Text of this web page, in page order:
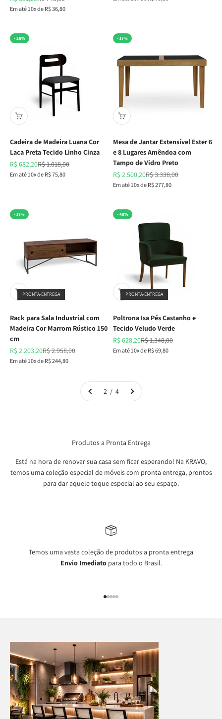
Em até 10x de R$ 36,80
- 26%
Cadeira de Madeira Luana Cor
Laca Preta Tecido Linho Cinza
Preço promocional
R$ 682,20Preço normal
R$ 1.018,00
Em até 10x de R$ 75,80
- 17%
Mesa de Jantar Extensível Ester 6
e 8 Lugares Amêndoa com
Tampo de Vidro Preto
Preço promocional
R$ 2.500,20Preço normal
R$ 3.338,00
Em até 10x de R$ 277,80
- 17%
PRONTA-ENTREGA
Rack para Sala Industrial com
Madeira Cor Marrom Rústico 150
cm
Preço promocional
R$ 2.203,20Preço normal
R$ 2.958,00
Em até 10x de R$ 244,80
- 48%
PRONTA-ENTREGA
Poltrona Isa Pés Castanho e
Tecido Veludo Verde
Preço promocional
R$ 628,20Preço normal
R$ 1.348,00
Em até 10x de R$ 69,80
2 / 4
Produtos a Pronta Entrega
Está na hora de renovar sua casa sem ficar esperando! Na KRAVO,
temos uma coleção especial de móveis com pronta entrega, prontos
para dar aquele toque especial ao seu espaço.
Temos uma vasta coleção de produtos a pronta entrega
Envio Imediatopara todo o Brasil.